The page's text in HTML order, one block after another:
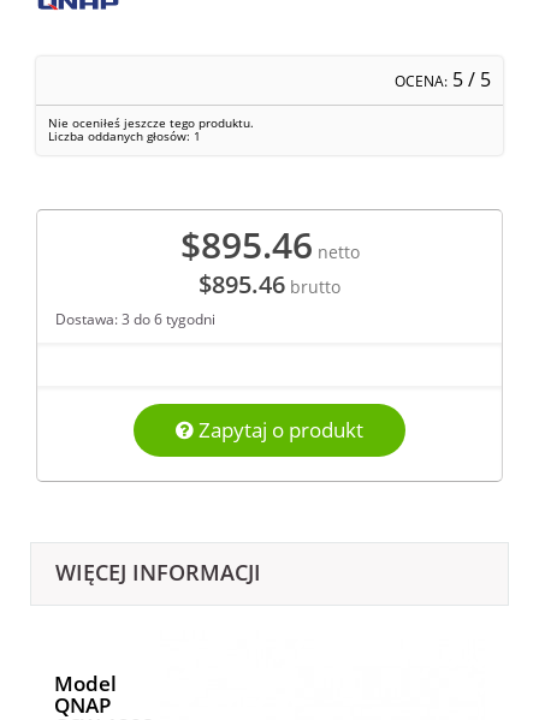
OCENA: 5/ 5
Nie oceniłeś jeszcze tego produktu.
Liczba oddanych głosów: 1
$895.46 netto
$895.46 brutto
Dostawa: 3 do 6 tygodni
Zapytaj o produkt
WIĘCEJ INFORMACJI
Model
QNAP